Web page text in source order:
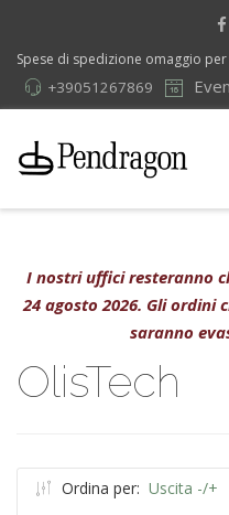
Spese di spedizione omaggio
+39051267869
I nostri uffici resteranno
24 agosto 2026. Gli ordini
saranno
OlisTech
Ordina per: Uscita -/+